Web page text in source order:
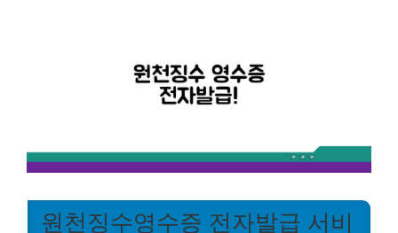
원천징수영수증 전자발급 서비